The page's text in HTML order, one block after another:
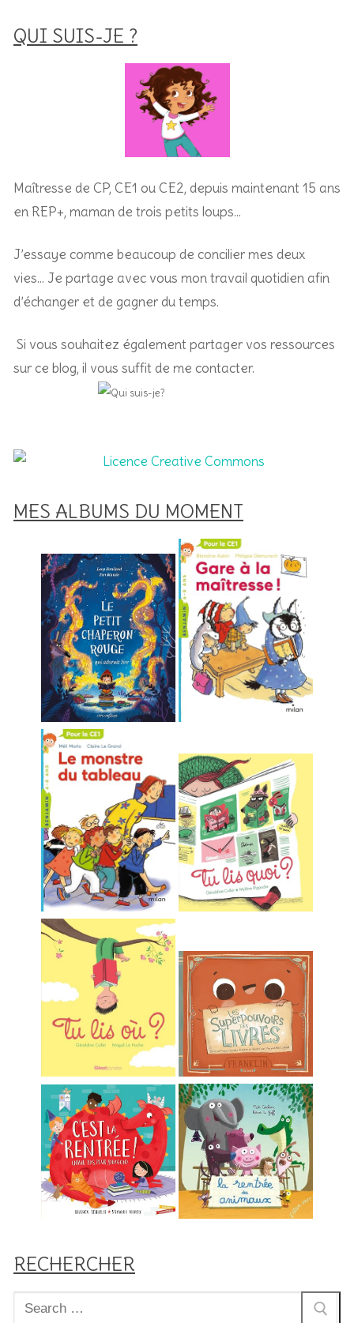
QUI SUIS-JE ?
Maîtresse de CP, CE1 ou CE2, depuis maintenant 15 ans
en REP+, maman de trois petits loups…
J’essaye comme beaucoup de concilier mes deux
vies… Je partage avec vous mon travail quotidien afin
d’échanger et de gagner du temps.
Si vous souhaitez également partager vos ressources
sur ce blog, il vous suffit de me contacter.
MES ALBUMS DU MOMENT
RECHERCHER
Rechercher